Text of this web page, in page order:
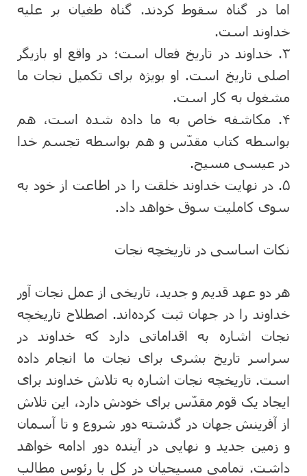
اما در گناه سقوط کردند. گناه طغیان بر علیه
خداوند است.
۳. خداوند در تاریخ فعال است؛ در واقع او بازیگر
اصلی تاریخ است. او بویژه برای تکمیل نجات ما
مشغول به کار است.
۴. مکاشفه خاص به ما داده شده است، هم
بواسطه کتاب مقدّس و هم بواسطه تجسم خدا
در عیسی مسیح.
۵. در نهایت خداوند خلقت را در اطاعت از خود به
سوی کاملیت سوق خواهد داد.
نکات اساسی در تاریخچه نجات
هر دو عهد قدیم و جدید، تاریخی از عمل نجات آور
خداوند را در جهان ثبت کرده‌اند. اصطلاح تاریخچه
نجات اشاره به اقداماتی دارد که خداوند در
سراسر تاریخ بشری برای نجات ما انجام داده
است. تاریخچه نجات اشاره به تلاش خداوند برای
ایجاد یک قوم مقدّس برای خودش دارد، این تلاش
از آفرینش جهان در گذشته دور شروع و تا آسمان
و زمین جدید و نهایی در آینده دور ادامه خواهد
داشت. تمامی مسیحیان در کل با رئوس مطالب